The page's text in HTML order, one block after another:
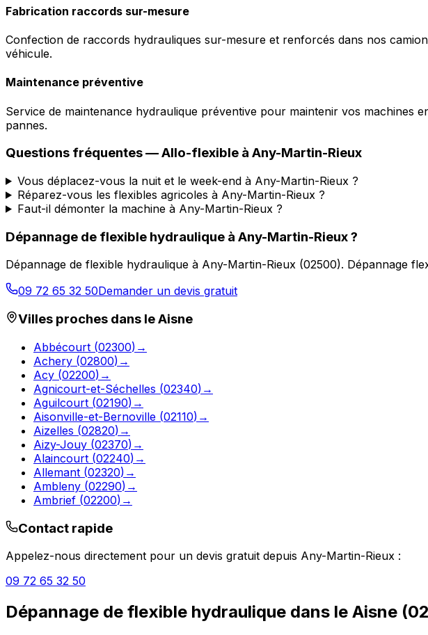
Fabrication raccords sur-mesure
Confection de raccords hydrauliques sur-mesure et renforcés dans nos
véhicule.
Maintenance préventive
Service de maintenance hydraulique préventive pour maintenir vos machines
pannes.
Questions fréquentes —Allo-flexible à Any-Martin-Rieux
Vous déplacez-vous la nuit et le week-end à Any-Martin-Rieux ?
Réparez-vous les flexibles agricoles à Any-Martin-Rieux ?
Faut-il démonter la machine à Any-Martin-Rieux ?
Dépannage de flexible hydraulique à Any-Martin-Rieux?
Dépannage de flexible hydraulique à Any-Martin-Rieux (02500). Dépannage
09 72 65 32 50Demander un devis gratuit
Villes proches dans leAisne
Abbécourt (02300) →
Achery (02800) →
Acy (02200) →
Agnicourt-et-Séchelles (02340) →
Aguilcourt (02190) →
Aisonville-et-Bernoville (02110) →
Aizelles (02820) →
Aizy-Jouy (02370) →
Alaincourt (02240) →
Allemant (02320) →
Ambleny (02290) →
Ambrief (02200) →
Contact rapide
Appelez-nous directement pour un devis gratuit depuis Any-Martin-Rieux :
09 72 65 32 50
Dépannage de flexible hydraulique dans le Aisne (02